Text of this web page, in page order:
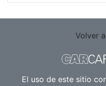
Volver
El uso de este sitio